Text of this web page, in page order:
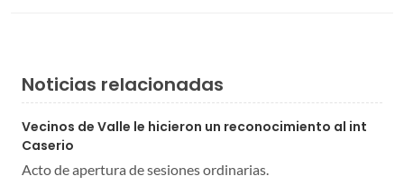
Noticias relacionadas
Vecinos de Valle le hicieron un reconocimiento al int
Caserio
Acto de apertura de sesiones ordinarias.